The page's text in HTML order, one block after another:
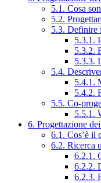
5.1. Cosa
5.2.
5.3. Definire
5.3.1.
5.3.2.
5.3.3.
5.4.
5.4.1.
5.4.2.
5.5. Co-
5.5.1.
6. Progettazione
6.1. Cos’è il
6.2. Ricerca
6.2.1.
6.2.2.
6.2.3.